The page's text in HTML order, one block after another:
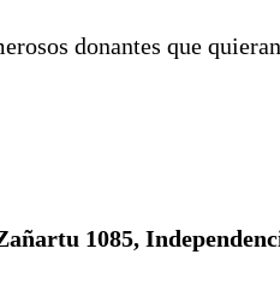
donantes que
1085,